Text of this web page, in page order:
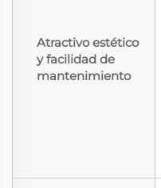
Atractivo estético
y facilidad de
mantenimiento